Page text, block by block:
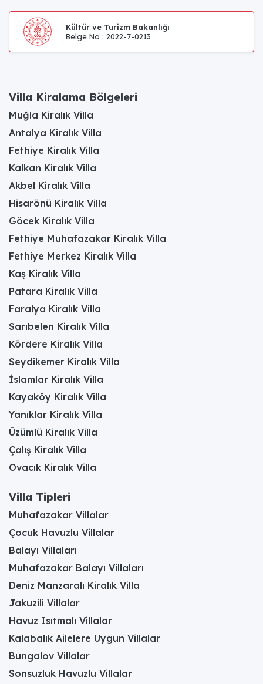
Kültür ve Turizm Bakanlığı
Belge No : 2022-7-0213
Villa Kiralama Bölgeleri
Muğla Kiralık Villa
Antalya Kiralık Villa
Fethiye Kiralık Villa
Kalkan Kiralık Villa
Akbel Kiralık Villa
Hisarönü Kiralık Villa
Göcek Kiralık Villa
Fethiye Muhafazakar Kiralık Villa
Fethiye Merkez Kiralık Villa
Kaş Kiralık Villa
Patara Kiralık Villa
Faralya Kiralık Villa
Sarıbelen Kiralık Villa
Kördere Kiralık Villa
Seydikemer Kiralık Villa
İslamlar Kiralık Villa
Kayaköy Kiralık Villa
Yanıklar Kiralık Villa
Üzümlü Kiralık Villa
Çalış Kiralık Villa
Ovacık Kiralık Villa
Villa Tipleri
Muhafazakar Villalar
Çocuk Havuzlu Villalar
Balayı Villaları
Muhafazakar Balayı Villaları
Deniz Manzaralı Kiralık Villa
Jakuzili Villalar
Havuz Isıtmalı Villalar
Kalabalık Ailelere Uygun Villalar
Bungalov Villalar
Sonsuzluk Havuzlu Villalar